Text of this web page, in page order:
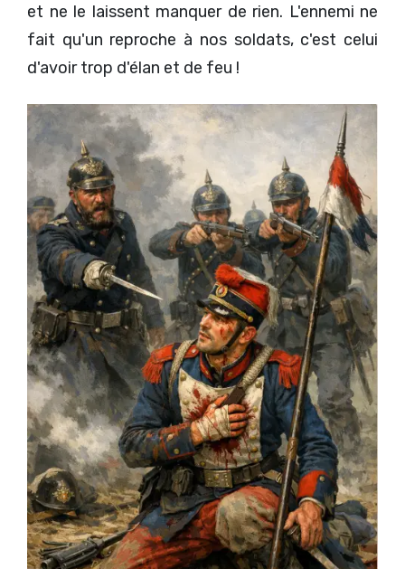
et ne le laissent manquer de rien. L'ennemi ne
fait qu'un reproche à nos soldats, c'est celui
d'avoir trop d'élan et de feu !